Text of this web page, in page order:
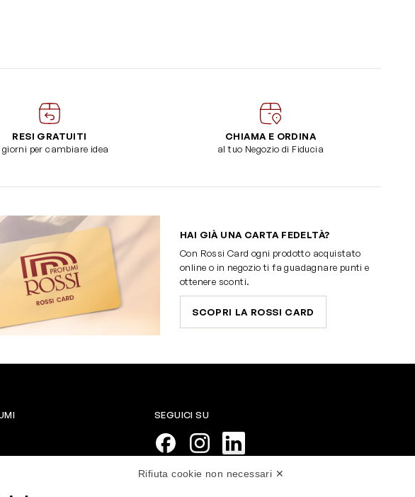
RESI GRATUITI
giorni per cambiare idea
CHIAMA E ORDINA
al tuo Negozio di Fiducia
HAI GIÀ UNA CARTA FEDELTÀ?
Con Rossi Card ogni prodotto acquistato
online o in negozio ti fa guadagnare punti e
ottenere sconti.
SCOPRI LA ROSSI CARD
SEGUICI SU
Rifiuta cookie non necessari ✕